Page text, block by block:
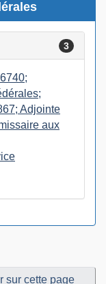
3
Adjointe
aux
sur cette page